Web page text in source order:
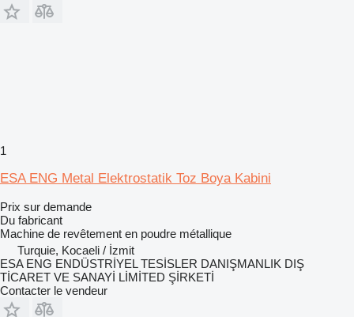
1
ESA ENG Metal Elektrostatik Toz Boya Kabini
Prix sur demande
Du fabricant
Machine de revêtement en poudre métallique
Turquie, Kocaeli / İzmit
ESA ENG ENDÜSTRİYEL TESİSLER DANIŞMANLIK DIŞ
TİCARET VE SANAYİ LİMİTED ŞİRKETİ
Contacter le vendeur